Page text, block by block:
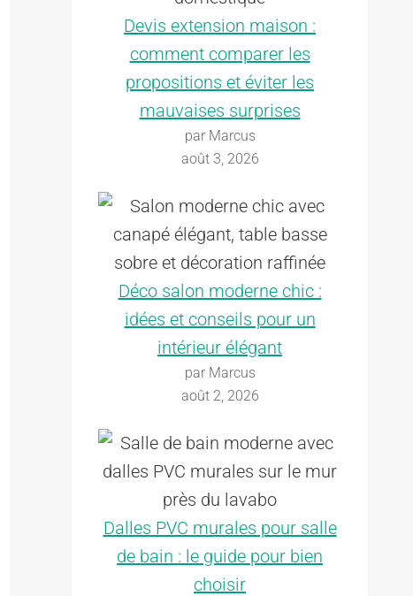
Devis extension maison :
comment comparer les
propositions et éviter les
mauvaises surprises
par Marcus
août 3, 2026
Déco salon moderne chic :
idées et conseils pour un
intérieur élégant
par Marcus
août 2, 2026
Dalles PVC murales pour salle
de bain : le guide pour bien
choisir